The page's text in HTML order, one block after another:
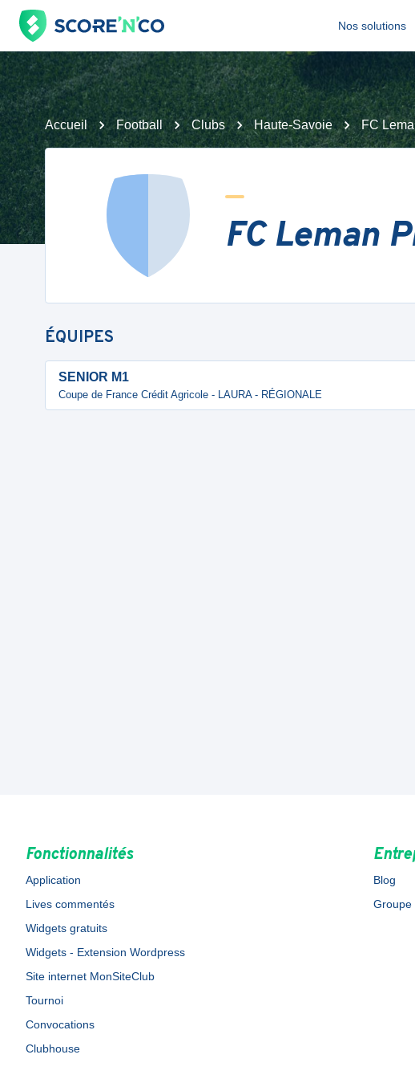
Nos solutions
Accueil Football Clubs Haute-Savoie FC
FC Leman
ÉQUIPES
SENIOR M1
Coupe de France Crédit Agricole - LAURA - RÉGIONALE
Fonctionnalités
Application
Lives commentés
Widgets gratuits
Widgets - Extension Wordpress
Site internet MonSiteClub
Tournoi
Convocations
Clubhouse
Blog
Groupe